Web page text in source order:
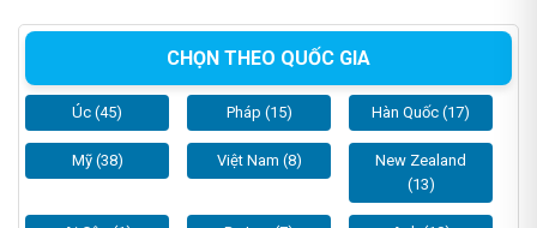
CHỌN THEO QUỐC GIA
Úc (45) Pháp (15) Hàn Quốc (17)
Mỹ (38) Việt Nam (8)
New Zealand
(13)